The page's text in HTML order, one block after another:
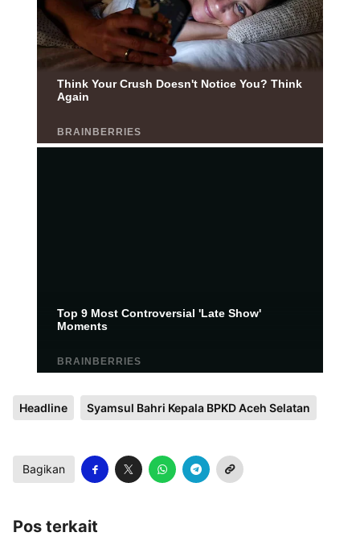
Headline Syamsul Bahri Kepala BPKD Aceh Selatan
Bagikan
Pos terkait